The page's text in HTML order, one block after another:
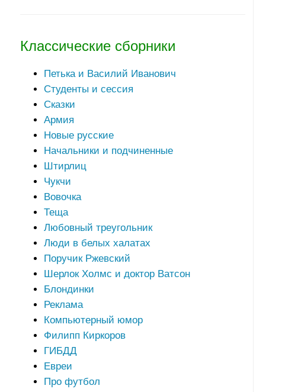
Классические сборники
Петька и Василий Иванович
Студенты и сессия
Сказки
Армия
Новые русские
Начальники и подчиненные
Штирлиц
Чукчи
Вовочка
Теща
Любовный треугольник
Люди в белых халатах
Поручик Ржевский
Шерлок Холмс и доктор Ватсон
Блондинки
Реклама
Компьютерный юмор
Филипп Киркоров
ГИБДД
Евреи
Про футбол